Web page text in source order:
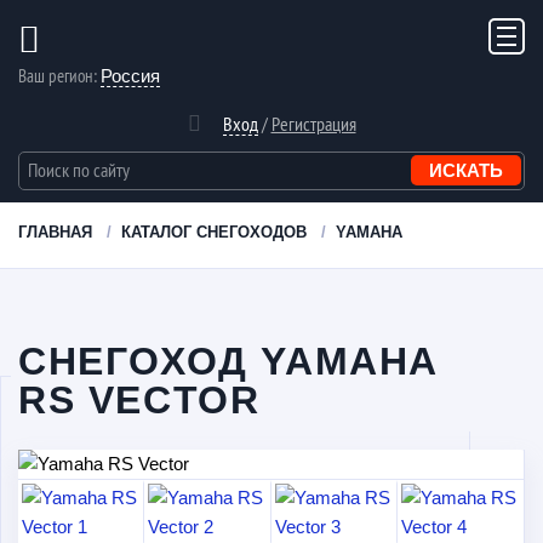
Ваш регион: Россия
Вход/ Регистрация
ГЛАВНАЯ КАТАЛОГ СНЕГОХОДОВ YAMAHA
СНЕГОХОД YAMAHA
RS VECTOR